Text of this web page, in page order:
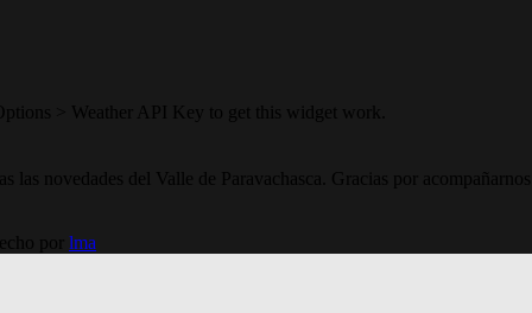
> Weather API Key to get this widget work.
las novedades del Valle de Paravachasca. Gracias por
por lma